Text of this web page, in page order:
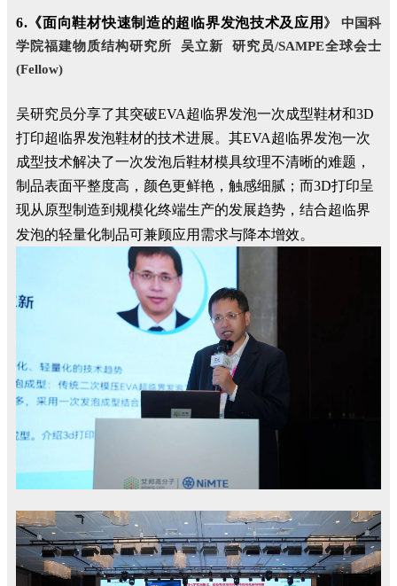
6.《面向鞋材快速制造的超临界发泡技术及应用 》 中国科
学院福建物质结构研究所 吴立新 研究员/SAMPE全球会士
(Fellow)
吴研究员分享了其突破EVA超临界发泡一次成型鞋材和3D
打印超临界发泡鞋材的技术进展。其EVA超临界发泡一次
成型技术解决了一次发泡后鞋材模具纹理不清晰的难题，
制品表面平整度高，颜色更鲜艳，触感细腻；而3D打印呈
现从原型制造到规模化终端生产的发展趋势 ，结合超临界
发泡的轻量化制品可兼顾应用需求与降本增效。